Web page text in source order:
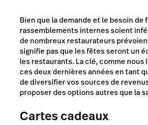
Bien que la demande et le besoin de
rassemblements internes soient
de nombreux restaurateurs
signifie pas que les fêtes seront un
les restaurants. La clé, comme nous
ces deux dernières années en tant
de diversifier vos sources de
proposer des options autres que la
Cartes cadeaux